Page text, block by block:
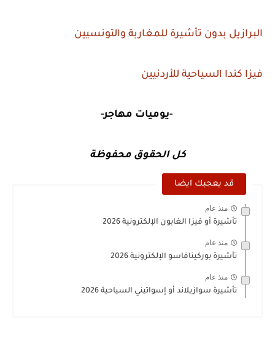
البرازيل بدون تأشيرة للمغاربة والتونسيين
فيزا كندا السياحية للأردنيين
-يوميات مهاجر-
كل الحقوق محفوظة
قد يعجبك ايضا
منذ عام
تأشيرة أو فيزا الغابون الإلكترونية 2026
منذ عام
تأشيرة بوركينافاسو الإلكترونية 2026
منذ عام
تأشيرة سوازيلاند أو إسواتيني السياحية 2026